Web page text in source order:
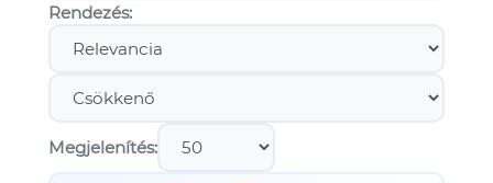
Rendezés:
Megjelenítés: